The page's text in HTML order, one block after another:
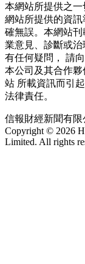
本網站所提供之
網站所提供的資
確無誤。本網站刊
業意見、診斷或
有任何疑問， 請
本公司及其合作
站 所載資訊而引
法律責任。
信報財經新聞有限
Copyright © 2026
Limited. All rights